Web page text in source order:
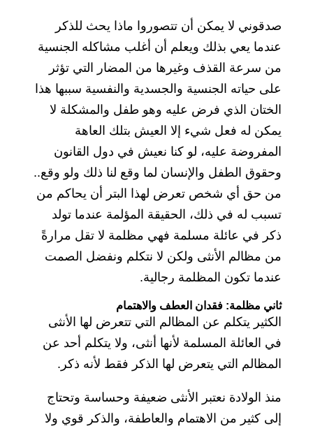
صدقوني لا يمكن أن تتصوروا ماذا يحث للذكر
عندما يعي بذلك ويعلم أن أغلب مشاكله الجنسية
من سرعة القذف وغيرها من المضار التي تؤثر
على حياته الجنسية والجسدية والنفسية سببها هذا
الختان الذي فرض عليه وهو طفل والمشكلة لا
يمكن له فعل شيء إلا العيش بتلك العاهة
المفروضة عليه، لو كنا نعيش في دول القانون
وحقوق الطفل والإنسان لما وقع لنا ذلك ولو وقع..
من حق أي شخص تعرض لهذا البتر أن يحاكم من
تسبب له في ذلك، الحقيقة المؤلمة عندما تولد
ذكر في عائلة مسلمة فهي مظلمة لا تقل مرارةً
من مظالم الأنثى ولكن لا نتكلم ونفضل الصمت
عندما تكون المظلمة رجالية.
ثاني مظلمة: فقدان العطف والاهتمام
الكثير يتكلم عن المظالم التي تتعرض لها الأنثى
في العائلة المسلمة لأنها أنثى، ولا يتكلم أحد عن
المظالم التي يتعرض لها الذكر فقط لأنه ذكر.
منذ الولادة نعتبر الأنثى ضعيفة وحساسة وتحتاج
إلى كثير من الاهتمام والعاطفة، والذكر قوي ولا